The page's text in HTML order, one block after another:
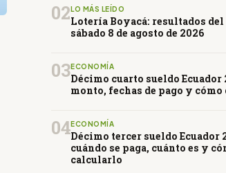
02 LO MÁS LEÍDO
Lotería Boyacá: resultados
sábado 8 de agosto de 2026
03ECONOMÍA
Décimo cuarto sueldo Ecuador
monto, fechas de pago y
04ECONOMÍA
Décimo tercer sueldo Ecuador
cuándo se paga, cuánto es y
calcularlo